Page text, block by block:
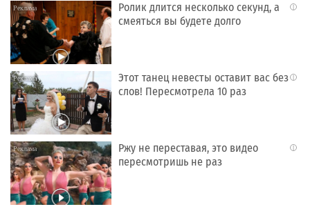
i
Ролик длится несколько секунд, а
смеяться вы будете долго
i
Этот танец невесты оставит вас без
слов! Пересмотрела 10 раз
i
Ржу не переставая, это видео
пересмотришь не раз